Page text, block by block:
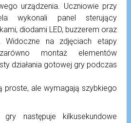
urządzenia. Uczniowie przy
wykonali panel sterujący
diodami LED, buzzerem oraz
Widoczne na zdjęciach etapy
montaż elementów
działania gotowej gry podczas
proste, ale wymagają szybkiego
gry następuje kilkusekundowe